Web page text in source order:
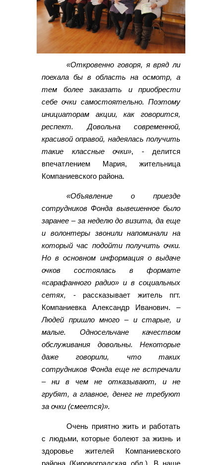
«Откровенно говоря, я вряд ли
поехала бы в область на осмотр, а
тем более заказать и приобрести
себе очки самостоятельно. Поэтому
инициаторам акции, как говорится,
респект. Довольна современной,
красивой оправой, надеялась получить
такие классные очки», - делится
впечатлением Мария, жительница
Компаниевского района.
«Объявление о приезде
сотрудников Фонда вывешенное было
заранее – за неделю до визита, да еще
и волонтеры звонили напоминали на
который час подойти получить очки.
Но в основном информация о выдаче
очков состоялась в формате
«сарафанного радио» и в социальных
сетях, - рассказывает житель пгт.
Компаниевка Александр Иванович. –
Людей пришло много – и старые, и
малые. Односельчане качеством
обслуживания довольны. Некоторые
даже говорили, что таких
сотрудников Фонда еще не встречали
– ни в чем не отказывают, и не
грубят, а главное, денег не требуют
за очки (смеется)».
Очень приятно жить и работать
с людьми, которые болеют за жизнь и
здоровье жителей Компаниевского